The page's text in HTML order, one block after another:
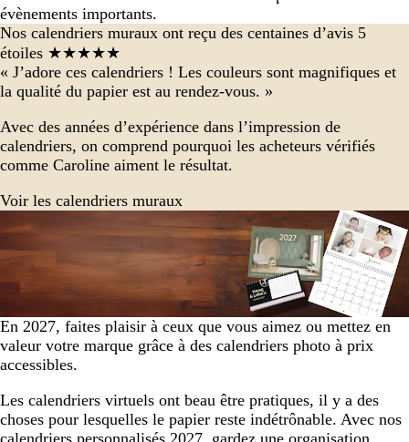
évènements importants.
Nos calendriers muraux ont reçu des centaines d’avis 5
étoiles ★★★★★
« J’adore ces calendriers ! Les couleurs sont magnifiques et
la qualité du papier est au rendez-vous. »
Avec des années d’expérience dans l’impression de
calendriers, on comprend pourquoi les acheteurs vérifiés
comme Caroline aiment le résultat.
Voir les calendriers muraux
En 2027, faites plaisir à ceux que vous aimez ou mettez en
valeur votre marque grâce à des calendriers photo à prix
accessibles.
Les calendriers virtuels ont beau être pratiques, il y a des
choses pour lesquelles le papier reste indétrônable. Avec nos
calendriers personnalisés 2027, gardez une organisation